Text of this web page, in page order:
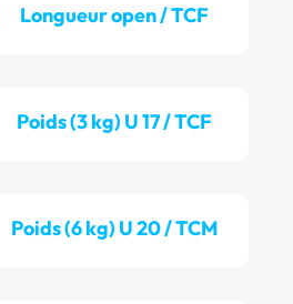
Longueur open / TCF
Poids (3 kg) U 17 / TCF
Poids (6 kg) U 20 / TCM